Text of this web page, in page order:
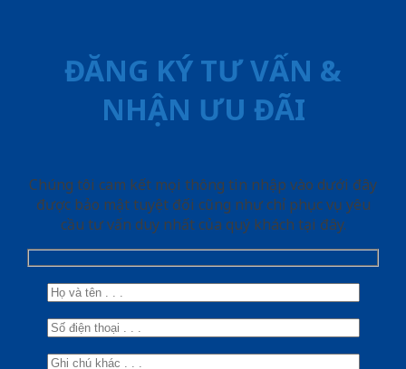
ĐĂNG KÝ TƯ VẤN &
NHẬN ƯU ĐÃI
Chúng tôi cam kết mọi thông tin nhập vào dưới đây
được bảo mật tuyệt đối cũng như chỉ phục vụ yêu
cầu tư vấn duy nhất của quý khách tại đây.